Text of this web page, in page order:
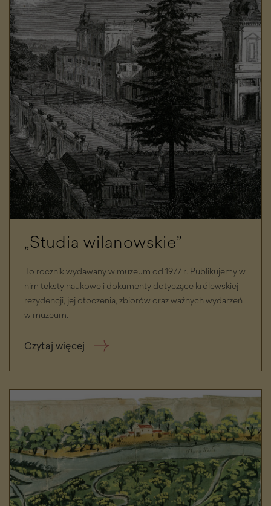
„Studia wilanowskie”
To rocznik wydawany w muzeum od 1977 r. Publikujemy w
nim teksty naukowe i dokumenty dotyczące królewskiej
rezydencji, jej otoczenia, zbiorów oraz ważnych wydarzeń
w muzeum.
Czytaj więcej